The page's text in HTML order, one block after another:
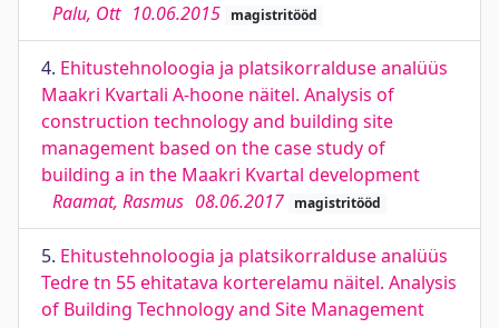
Palu, Ott 10.06.2015 magistritööd
4. Ehitustehnoloogia ja platsikorralduse analüüs
Maakri Kvartali A-hoone näitel. Analysis of
construction technology and building site
management based on the case study of
building a in the Maakri Kvartal development
Raamat, Rasmus 08.06.2017 magistritööd
5. Ehitustehnoloogia ja platsikorralduse analüüs
Tedre tn 55 ehitatava korterelamu näitel. Analysis
of Building Technology and Site Management